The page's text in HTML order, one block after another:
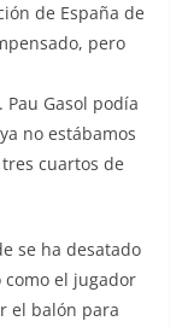
de España de
pero
Gasol podía
no estábamos
cuartos de
se ha desatado
como el jugador
el balón para